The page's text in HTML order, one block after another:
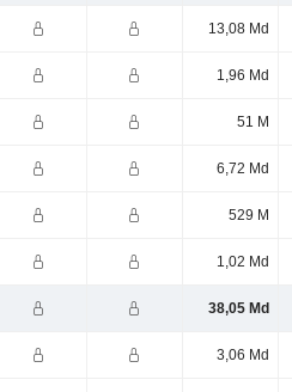
13,08 Md
1,96 Md
51 M
6,72 Md
529 M
1,02 Md
38,05 Md
3,06 Md